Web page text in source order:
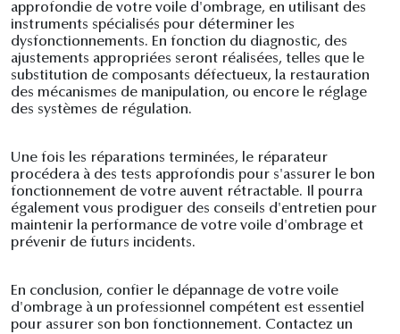
approfondie de votre voile d'ombrage, en utilisant des
instruments spécialisés pour déterminer les
dysfonctionnements. En fonction du diagnostic, des
ajustements appropriées seront réalisées, telles que le
substitution de composants défectueux, la restauration
des mécanismes de manipulation, ou encore le réglage
des systèmes de régulation.
Une fois les réparations terminées, le réparateur
procédera à des tests approfondis pour s'assurer le bon
fonctionnement de votre auvent rétractable. Il pourra
également vous prodiguer des conseils d'entretien pour
maintenir la performance de votre voile d'ombrage et
prévenir de futurs incidents.
En conclusion, confier le dépannage de votre voile
d'ombrage à un professionnel compétent est essentiel
pour assurer son bon fonctionnement. Contactez un